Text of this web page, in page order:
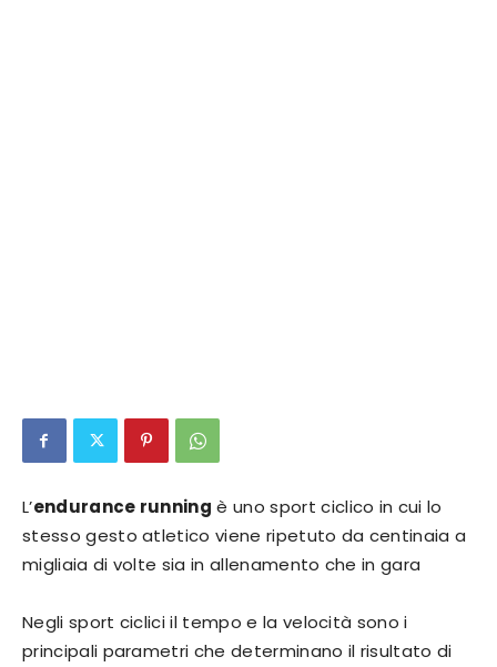
L’endurance running è uno sport ciclico in cui lo
stesso gesto atletico viene ripetuto da centinaia a
migliaia di volte sia in allenamento che in gara
Negli sport ciclici il tempo e la velocità sono i
principali parametri che determinano il risultato di